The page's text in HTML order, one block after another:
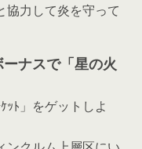
協力して炎を守って
ナスで「星の火
ﾄ」をゲットしよ